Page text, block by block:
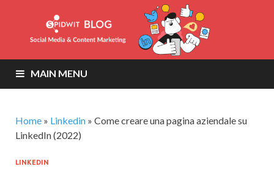
MAIN MENU
Home » Linkedin » Come creare una pagina aziendale su
LinkedIn (2022)
LINKEDIN